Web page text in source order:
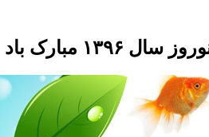
۱۳۹۶ مبارک باد